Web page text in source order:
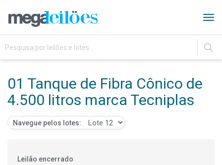
IR
01 Tanque de Fibra Cônico de
4.500 litros marca Tecniplas
Navegue pelos lotes:
Leilão encerrado